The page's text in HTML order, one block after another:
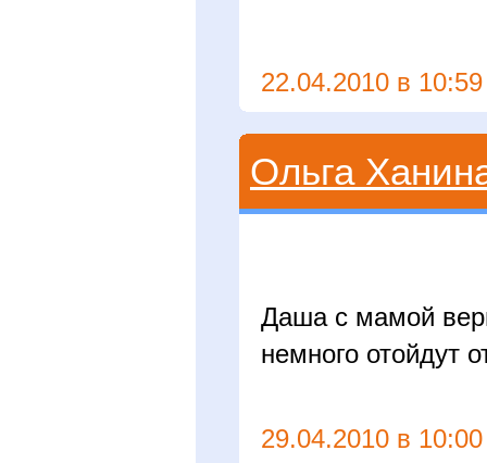
22.04.2010 в 10:59
Ольга
Даша с мамой
немного отойдут
29.04.2010 в 10:00